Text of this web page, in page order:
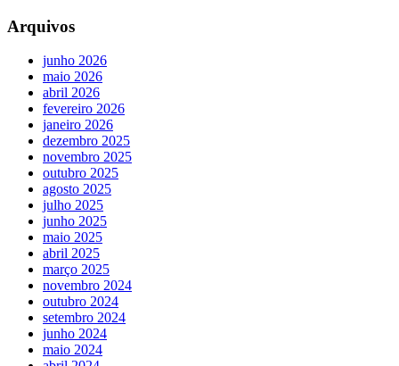
Arquivos
junho 2026
maio 2026
abril 2026
fevereiro 2026
janeiro 2026
dezembro 2025
novembro 2025
outubro 2025
agosto 2025
julho 2025
junho 2025
maio 2025
abril 2025
março 2025
novembro 2024
outubro 2024
setembro 2024
junho 2024
maio 2024